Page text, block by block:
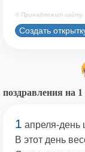
© Принадлежит
Создать
поздравления на
1 апреля-день
В этот день